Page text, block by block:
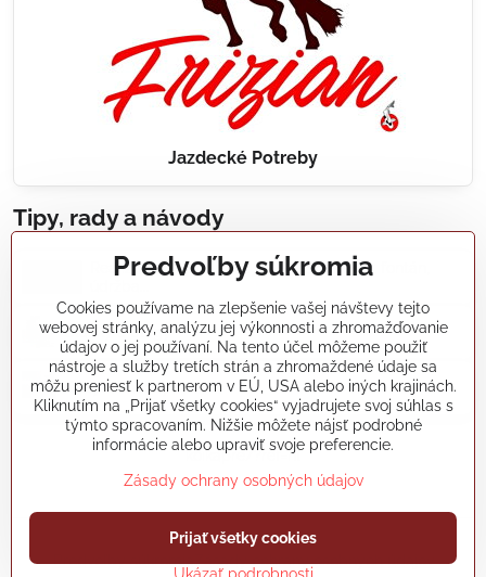
Jazdecké Potreby
Tipy, rady a návody
Realizácie záhradných jazierok, bazénov, fontán,
Články a blogy
Rady a návody
koikapre/?ref=hl
©2026Copyright
Predvoľby súkromiaZásady ochrany osobných údajov
Predvoľby súkromia
Cookies používame na zlepšenie vašej návštevy tejto
webovej stránky, analýzu jej výkonnosti a zhromažďovanie
údajov o jej používaní. Na tento účel môžeme použiť
nástroje a služby tretích strán a zhromaždené údaje sa
môžu preniesť k partnerom v EÚ, USA alebo iných krajinách.
Kliknutím na „Prijať všetky cookies“ vyjadrujete svoj súhlas s
týmto spracovaním. Nižšie môžete nájsť podrobné
informácie alebo upraviť svoje preferencie.
Zásady ochrany osobných údajov
Prijať všetky cookies